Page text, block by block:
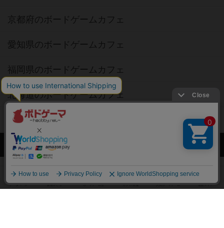
京都府のボードゲームカフェ
愛知県のボードゲームカフェ
福岡県のボードゲームカフェ
北海道のボードゲームカフェ
オーナー・店長の方へ
運営者情報
ご利用規約